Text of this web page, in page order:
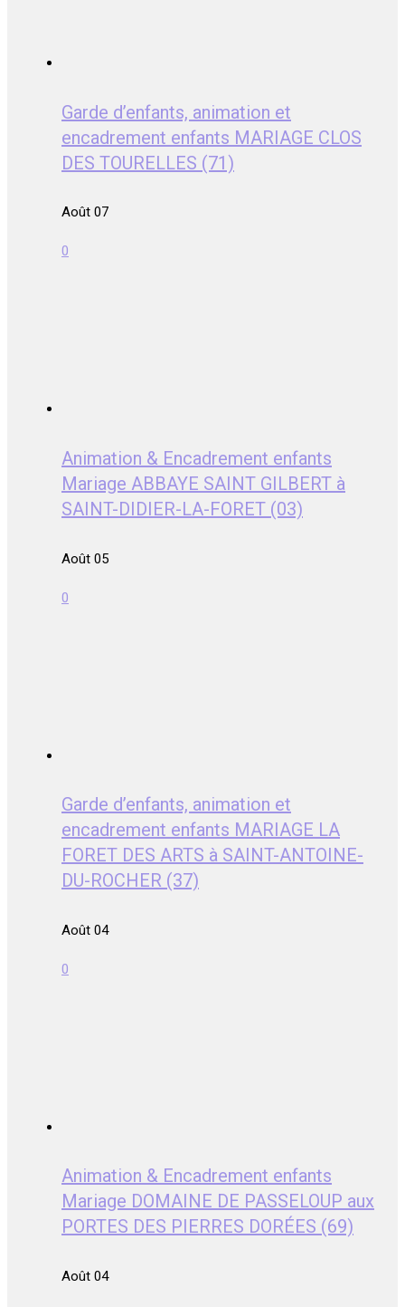
Garde d’enfants, animation et
encadrement enfants MARIAGE CLOS
DES TOURELLES (71)
Août 07
0
Animation & Encadrement enfants
Mariage ABBAYE SAINT GILBERT à
SAINT-DIDIER-LA-FORET (03)
Août 05
0
Garde d’enfants, animation et
encadrement enfants MARIAGE LA
FORET DES ARTS à SAINT-ANTOINE-
DU-ROCHER (37)
Août 04
0
Animation & Encadrement enfants
Mariage DOMAINE DE PASSELOUP aux
PORTES DES PIERRES DORÉES (69)
Août 04